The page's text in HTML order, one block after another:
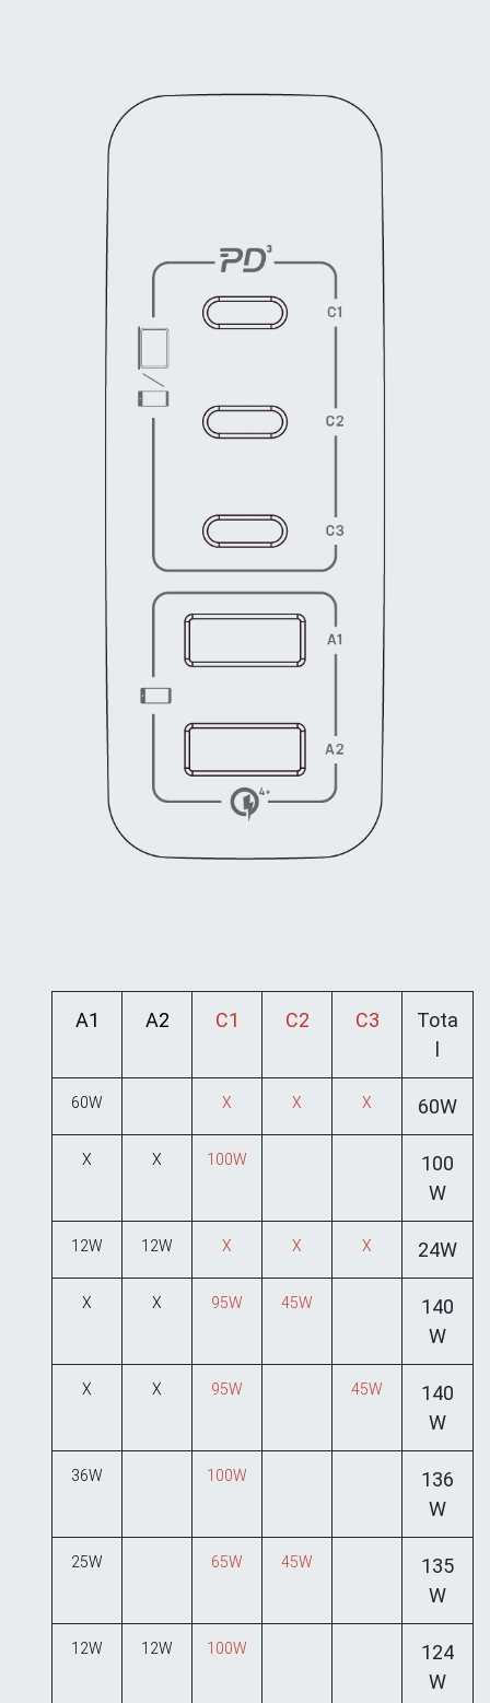
A1 A2 C1 C2 C3
Tota
60W X X X 60W
X X 100W
100
W
12W 12W X X X 24W
X X 95W 45W
140
W
X X 95W 45W
140
W
36W 100W
136
W
25W 65W 45W
135
W
12W 12W 100W
124
W